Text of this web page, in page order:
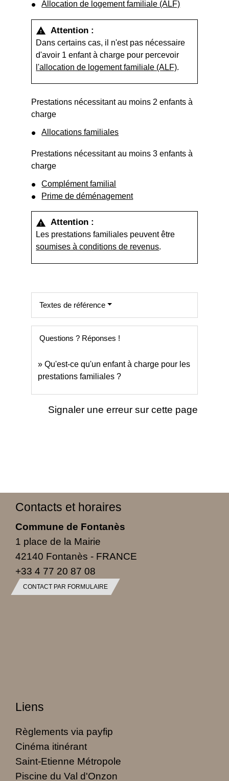
Allocation de logement familiale (ALF)
warning Attention :
Dans certains cas, il n'est pas nécessaire
d'avoir 1 enfant à charge pour percevoir
l'allocation de logement familiale (ALF).
Prestations nécessitant au moins 2 enfants à
charge
Allocations familiales
Prestations nécessitant au moins 3 enfants à
charge
Complément familial
Prime de déménagement
warning Attention :
Les prestations familiales peuvent être
soumises à conditions de revenus.
Textes de référence
Questions ? Réponses !
Qu'est-ce qu'un enfant à charge pour les
prestations familiales ?
Signaler une erreur sur cette page
Contacts et horaires
Commune de Fontanès
1 place de la Mairie
42140 Fontanès - FRANCE
+33 4 77 20 87 08
CONTACT PAR FORMULAIRE
Liens
Règlements via payfip
Cinéma itinérant
Saint-Etienne Métropole
Piscine du Val d'Onzon